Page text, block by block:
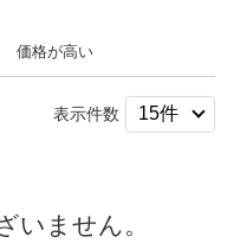
価格が高い
表示件数
いません。